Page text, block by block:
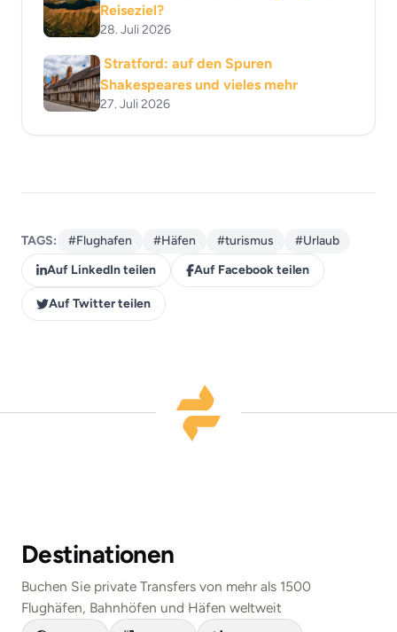
Reiseziel?
28. Juli 2026
Stratford: auf den Spuren
Shakespeares und vieles mehr
27. Juli 2026
TAGS: #Flughafen #Häfen #turismus
#Urlaub
Auf LinkedIn teilen
Auf Facebook teilen
Auf Twitter teilen
Destinationen
Buchen Sie private Transfers von mehr als 1500
Flughäfen, Bahnhöfen und Häfen weltweit